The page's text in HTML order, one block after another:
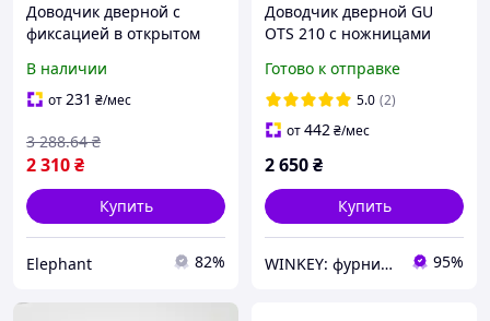
Доводчик дверной с
фиксацией в открытом
серебро для тяжелых
дверей автоматический
В наличии
от231 ₴/мес
2 310₴
3 288.64 ₴
Купить
Elephant 82%
Доводчик дверной GU
OTS 210 с ножницами
Готово к отправке
5.0 (2)
от442₴/мес
2 650₴
Купить
WINKEY: фурнитура для окон и дверей 95%